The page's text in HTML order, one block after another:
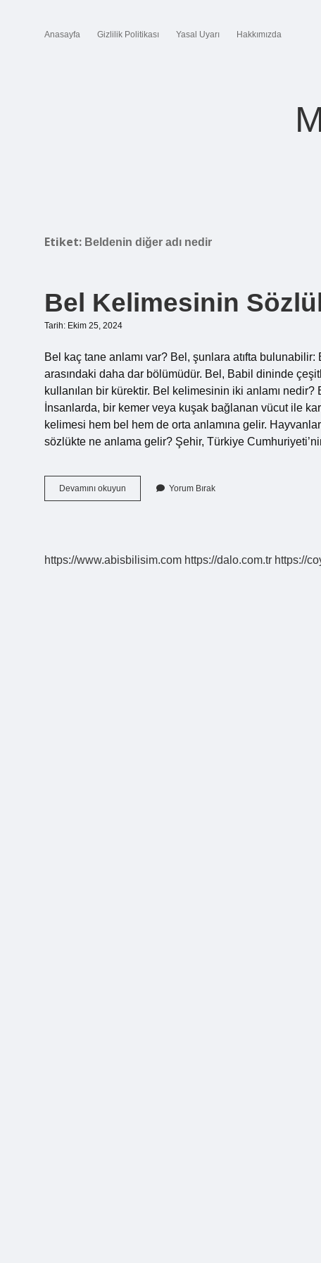
Anasayfa Gizlilik Politikası Yasal Uyarı Hakkımızda
Etiket: Beldenin diğer adı nedir
Bel Kelimesinin
Tarih: Ekim 25, 2024
Bel kaç tane anlamı var? Bel, şunlara atıfta
arasındaki daha dar bölümüdür. Bel, Babil dininde
kullanılan bir kürektir. Bel kelimesinin iki anlamı nedir?
İnsanlarda, bir kemer veya kuşak bağlanan vücut ile
kelimesi hem bel hem de orta anlamına gelir.
sözlükte ne anlama gelir? Şehir, Türkiye
Devamını okuyun
Kelimesinin
Yorum Bırak
https://www.abisbilisim.com https://dalo.com.tr https://